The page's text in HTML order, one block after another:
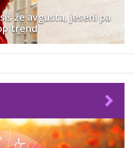
že avgusta, jeseni pa
trend